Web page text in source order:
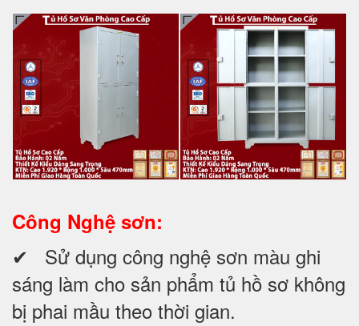
Công Nghệ sơn:
✔ Sử dụng công nghệ sơn màu ghi
sáng làm cho sản phẩm tủ hồ sơ không
bị phai mầu theo thời gian.